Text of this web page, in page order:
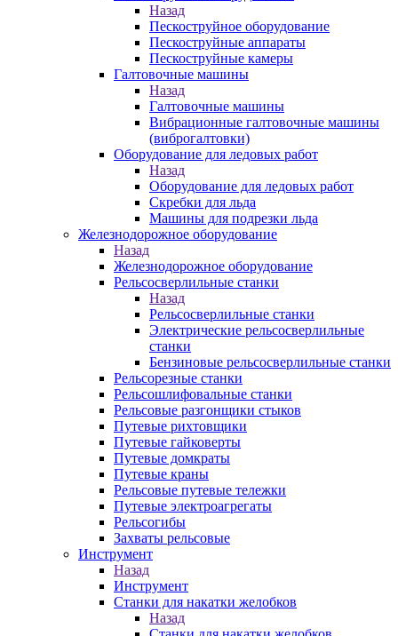
Назад
Пескоструйное оборудование
Пескоструйные аппараты
Пескоструйные камеры
Галтовочные машины
Назад
Галтовочные машины
Вибрационные галтовочные машины
(виброгалтовки)
Оборудование для ледовых работ
Назад
Оборудование для ледовых работ
Скребки для льда
Машины для подрезки льда
Железнодорожное оборудование
Назад
Железнодорожное оборудование
Рельсосверлильные станки
Назад
Рельсосверлильные станки
Электрические рельсосверлильные
станки
Бензиновые рельсосверлильные станки
Рельсорезные станки
Рельсошлифовальные станки
Рельсовые разгонщики стыков
Путевые рихтовщики
Путевые гайковерты
Путевые домкраты
Путевые краны
Рельсовые путевые тележки
Путевые электроагрегаты
Рельсогибы
Захваты рельсовые
Инструмент
Назад
Инструмент
Станки для накатки желобков
Назад